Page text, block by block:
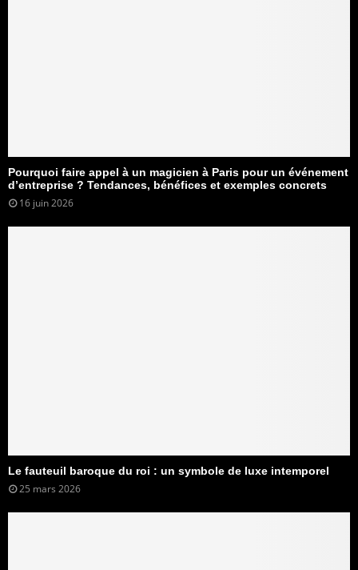
Pourquoi faire appel à un magicien à Paris pour un événement
d’entreprise ? Tendances, bénéfices et exemples concrets
16 juin 2026
Le fauteuil baroque du roi : un symbole de luxe intemporel
25 mars 2026